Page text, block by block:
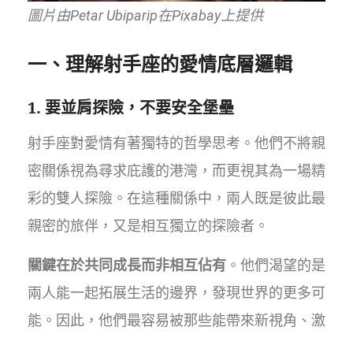
圖片由Petar Ubiparip在Pixabay上提供
一、理解射手座的愛情底層邏輯
1. 要並肩探險，不要安全堡壘
射手座對愛情有著獨特的哲學思考。他們不將親
密關係視為尋求庇護的港灣，而更視其為一場精
彩的雙人探險。在這種關係中，兩人既是彼此最
親密的旅伴，又是相互獨立的探險者。
關鍵在於共同成長而非相互佔有 。他們渴望的是
兩人能一起拓展生活的邊界，發現世界的更多可
能。因此，他們最容易被那些能帶來新視角、激